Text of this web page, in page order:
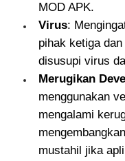
MOD APK.
Virus:
pihak ketiga
disusupi virus
Merugikan
menggunakan
mengalami
mustahil jika